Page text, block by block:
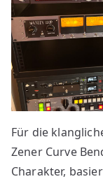
Für die
Zener Curve
Charakter,